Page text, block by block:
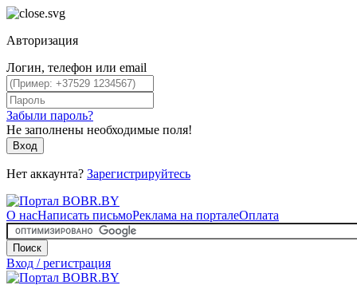
Авторизация
Логин, телефон или email
Забыли пароль?
Не заполнены необходимые поля!
Вход
Нет аккаунта? Зарегистрируйтесь
О насНаписать письмоРеклама на порталеОплата
Поиск
Вход / регистрация